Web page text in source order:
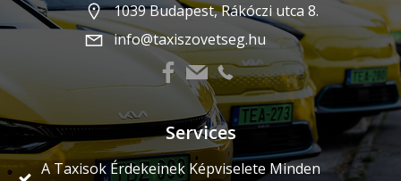
1039 Budapest, Rákóczi utca 8.
info@taxiszovetseg.hu
Services
A Taxisok Érdekeinek Képviselete Minden